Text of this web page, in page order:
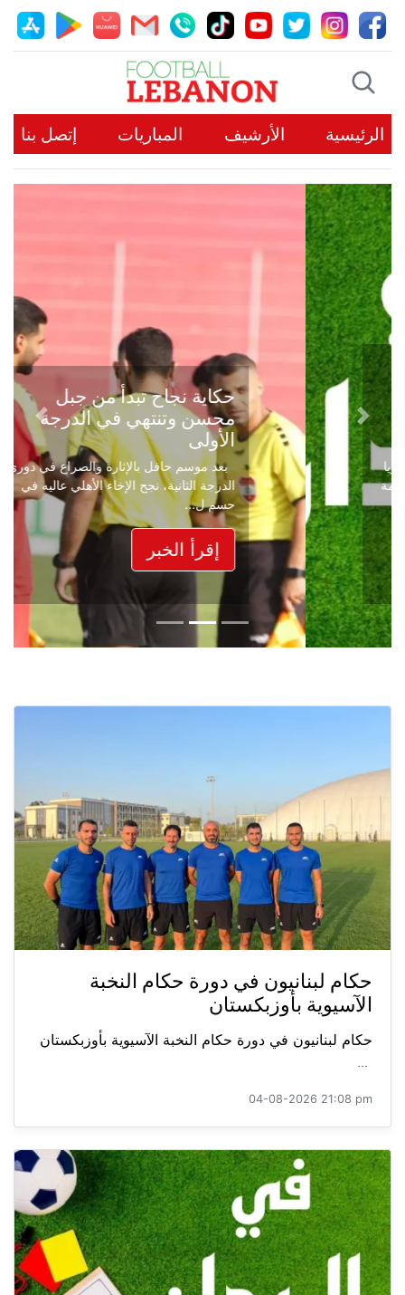
الرئيسية الأرشيف المباريات إتصل بنا
حكاية نجاح تبدأ من جبل
محسن وتنتهي في الدرجة
الأولى
بعد موسم حافل بالإثارة والصراع في دوري
الدرجة الثانية، نجح الإخاء الأهلي عاليه في
حسم ل...
إقرأ الخبر
Previous
Next
حكام لبنانيون في دورة حكام النخبة
الآسيوية بأوزبكستان
حكام لبنانيون في دورة حكام النخبة الآسيوية بأوزبكستان
...
04-08-2026 21:08 pm